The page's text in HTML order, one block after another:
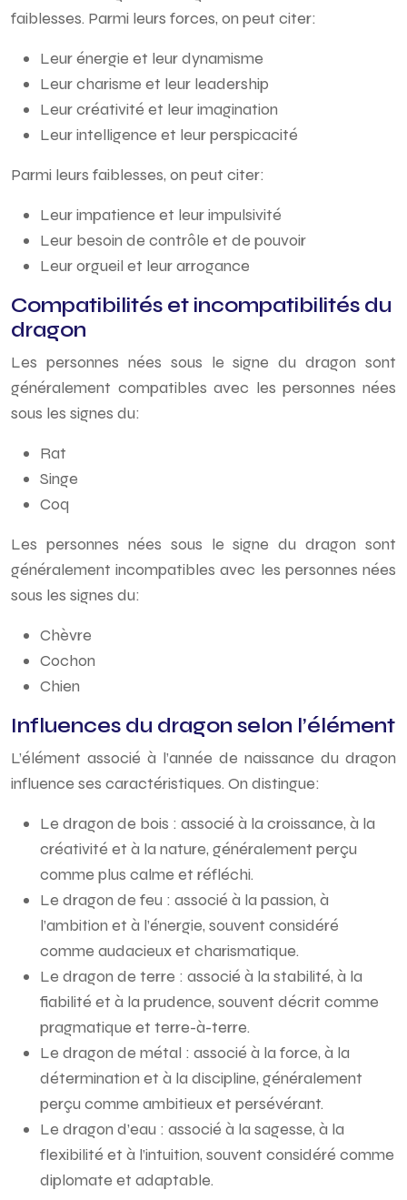
faiblesses. Parmi leurs forces, on peut citer:
Leur énergie et leur dynamisme
Leur charisme et leur leadership
Leur créativité et leur imagination
Leur intelligence et leur perspicacité
Parmi leurs faiblesses, on peut citer:
Leur impatience et leur impulsivité
Leur besoin de contrôle et de pouvoir
Leur orgueil et leur arrogance
Compatibilités et incompatibilités du
dragon
Les personnes nées sous le signe du dragon sont
généralement compatibles avec les personnes nées
sous les signes du:
Rat
Singe
Coq
Les personnes nées sous le signe du dragon sont
généralement incompatibles avec les personnes nées
sous les signes du:
Chèvre
Cochon
Chien
Influences du dragon selon l’élément
L’élément associé à l’année de naissance du dragon
influence ses caractéristiques. On distingue:
Le dragon de bois : associé à la croissance, à la
créativité et à la nature, généralement perçu
comme plus calme et réfléchi.
Le dragon de feu : associé à la passion, à
l’ambition et à l’énergie, souvent considéré
comme audacieux et charismatique.
Le dragon de terre : associé à la stabilité, à la
fiabilité et à la prudence, souvent décrit comme
pragmatique et terre-à-terre.
Le dragon de métal : associé à la force, à la
détermination et à la discipline, généralement
perçu comme ambitieux et persévérant.
Le dragon d’eau : associé à la sagesse, à la
flexibilité et à l’intuition, souvent considéré comme
diplomate et adaptable.